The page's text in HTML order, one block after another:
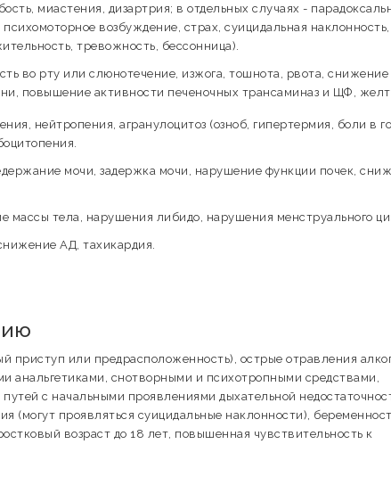
миастения, дизартрия; в отдельных случаях -
возбуждение, страх, суицидальная наклонность,
тревожность, бессонница).
во рту или слюнотечение, изжога, тошнота, рвота, снижение
повышение активности печеночных трансаминаз и ЩФ,
нейтропения, агранулоцитоз (озноб, гипертермия, боли в
мочи, задержка мочи, нарушение функции почек,
массы тела, нарушения либидо, нарушения менструального
АД, тахикардия.
приступ или предрасположенность), острые отравления
анальгетиками, снотворными и психотропными средствами,
с начальными проявлениями дыхательной
(могут проявляться суицидальные наклонности),
возраст до 18 лет, повышенная чувствительность к